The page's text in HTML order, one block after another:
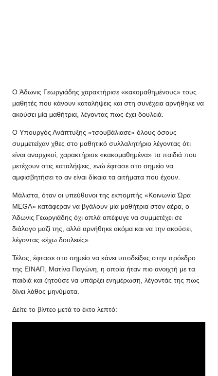
O Άδωνις Γεωργιάδης χαρακτήρισε «κακομαθημένους» τους
μαθητές που κάνουν καταλήψεις και στη συνέχεια αρνήθηκε να
ακούσει μία μαθήτρια, λέγοντας πως έχει δουλειά.
Ο Υπουργός Ανάπτυξης «τσουβάλιασε» όλους όσους
συμμετείχαν χθες στο μαθητικό συλλαλητήριο λέγοντας ότι
είναι αναρχικοί, χαρακτήρισε «κακομαθημένα» τα παιδιά που
μετέχουν στις καταλήψεις, ενώ έφτασε στο σημείο να
αμφισβητήσει το αν είναι δίκαια τα αιτήματα που έχουν.
Μάλιστα, όταν οι υπεύθυνοι της εκπομπής «Κοινωνία Ώρα
MEGA» κατάφεραν να βγάλουν μία μαθήτρια στον αέρα, ο
Άδωνις Γεωργιάδης όχι απλά απέφυγε να συμμετέχει σε
διάλογο μαζί της, αλλά αρνήθηκε ακόμα και να την ακούσει,
λέγοντας «έχω δουλειές».
Τέλος, έφτασε στο σημείο να κάνει υποδείξεις στην πρόεδρο
της ΕΙΝΑΠ, Ματίνα Παγώνη, η οποία ήταν πιο ανοιχτή με τα
παιδιά και ζητούσε να υπάρξει ενημέρωση, λέγοντάς της πως
δίνει λάθος μηνύματα.
Δείτε το βίντεο μετά το έκτο λεπτό: